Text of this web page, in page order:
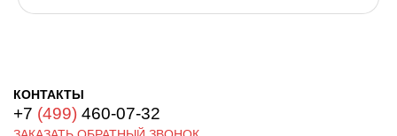
КОНТАКТЫ
+7 (499) 460-07-32